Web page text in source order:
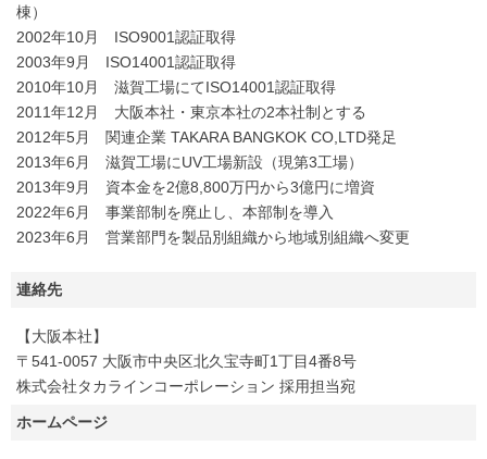
棟）
2002年10月 ISO9001認証取得
2003年9月 ISO14001認証取得
2010年10月 滋賀工場にてISO14001認証取得
2011年12月 大阪本社・東京本社の2本社制とする
2012年5月 関連企業 TAKARA BANGKOK CO,LTD発足
2013年6月 滋賀工場にUV工場新設（現第3工場）
2013年9月 資本金を2億8,800万円から3億円に増資
2022年6月 事業部制を廃止し、本部制を導入
2023年6月 営業部門を製品別組織から地域別組織へ変更
連絡先
【大阪本社】
〒541-0057 大阪市中央区北久宝寺町1丁目4番8号
株式会社タカラインコーポレーション 採用担当宛
ホームページ